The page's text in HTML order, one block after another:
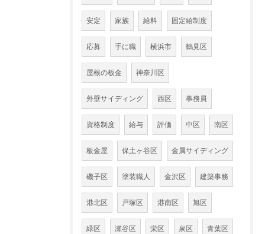
安定 家族 給料 固定給制度
応募 手に職 横浜市 鶴見区
屋根の板金 神奈川区
外壁サイディング 西区 事務員
資格制度 給与 評価 中区 南区
板金屋 保土ヶ谷区 金属サイディング
磯子区 塗装職人 金沢区 建築事務
港北区 戸塚区 港南区 旭区
緑区 瀬谷区 栄区 泉区 青葉区